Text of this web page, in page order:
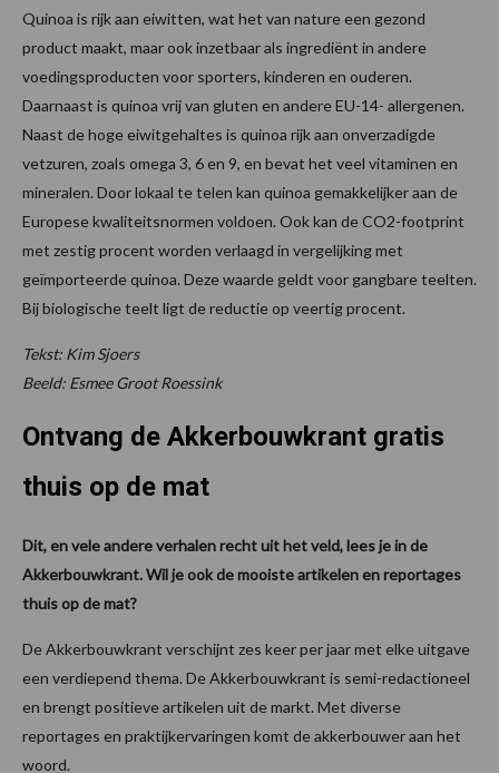
Quinoa is rijk aan eiwitten, wat het van nature een gezond
product maakt, maar ook inzetbaar als ingrediënt in andere
voedingsproducten voor sporters, kinderen en ouderen.
Daarnaast is quinoa vrij van gluten en andere EU-14- allergenen.
Naast de hoge eiwitgehaltes is quinoa rijk aan onverzadigde
vetzuren, zoals omega 3, 6 en 9, en bevat het veel vitaminen en
mineralen. Door lokaal te telen kan quinoa gemakkelijker aan de
Europese kwaliteitsnormen voldoen. Ook kan de CO2-footprint
met zestig procent worden verlaagd in vergelijking met
geïmporteerde quinoa. Deze waarde geldt voor gangbare teelten.
Bij biologische teelt ligt de reductie op veertig procent.
Tekst: Kim Sjoers
Beeld: Esmee Groot Roessink
Ontvang de Akkerbouwkrant gratis
thuis op de mat
Dit, en vele andere verhalen recht uit het veld, lees je in de
Akkerbouwkrant. Wil je ook de mooiste artikelen en reportages
thuis op de mat?
De Akkerbouwkrant verschijnt zes keer per jaar met elke uitgave
een verdiepend thema. De Akkerbouwkrant is semi-redactioneel
en brengt positieve artikelen uit de markt. Met diverse
reportages en praktijkervaringen komt de akkerbouwer aan het
woord.